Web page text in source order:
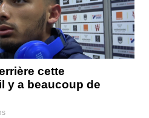
cette
y a beaucoup de